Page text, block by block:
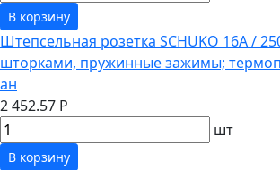
В корзину
Штепсельная розетка SCHUKO 16А /
шторками, пружинные зажимы;
ан
2 452.57 Р
шт
В корзину